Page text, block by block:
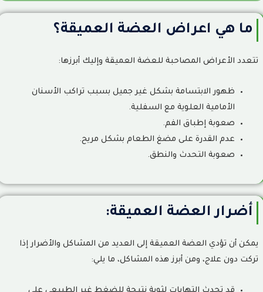
ما هي اعراض العضة العميقة؟
تتعدد الأعراض المصاحبة للعضة العميقة وإليك أبرزها:
ظهور الابتسامة بشكل غير جميل بسبب تراكب الأسنان
الأمامية العلوية مع السفلية.
صعوبة إطباق الفم.
عدم القدرة على مضغ الطعام بشكل مريح.
صعوبة التحدث والنطق.
أضرار العضة العميقة:
يمكن أن تؤدي العضة العميقة إلى العديد من المشاكل والأضرار إذا
تركت دون علاج، ومن أبرز هذه المشاكل، ما يلي: